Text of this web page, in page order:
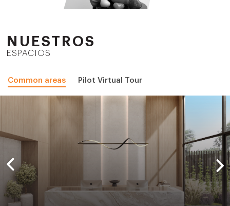
NUESTROS
ESPACIOS
Common areas Pilot Virtual Tour